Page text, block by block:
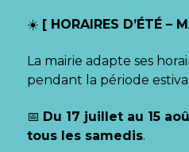
☀️ [ HORAIRES D’ÉTÉ –
La mairie adapte ses
pendant la période
📅 Du 17 juillet au 15
tous les samedis.